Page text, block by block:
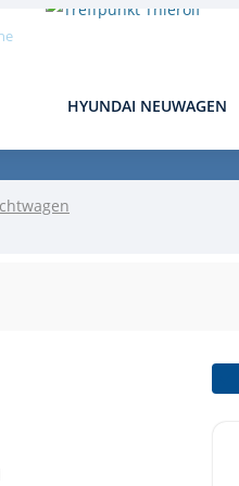
HYUNDAI NEUWAGEN